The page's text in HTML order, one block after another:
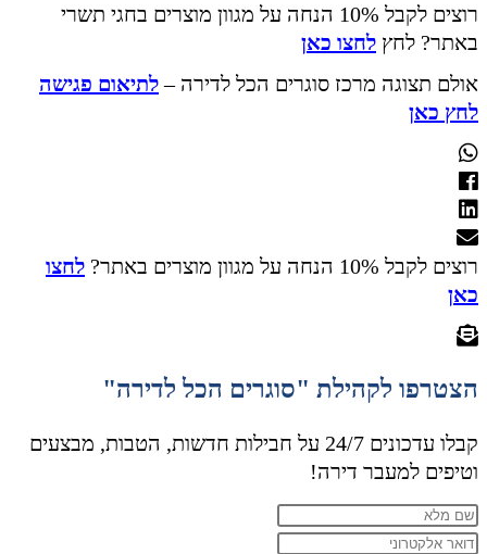
רוצים לקבל 10% הנחה על מגוון מוצרים בחגי תשרי
באתר? לחץ לחצו כאן
אולם תצוגה מרכז סוגרים הכל לדירה –לתיאום פגישה
לחץ כאן
רוצים לקבל 10% הנחה על מגוון מוצרים באתר?
לחצו
כאן
הצטרפו לקהילת "סוגרים הכל לדירה"
קבלו עדכונים 24/7 על חבילות חדשות, הטבות, מבצעים
וטיפים למעבר דירה!